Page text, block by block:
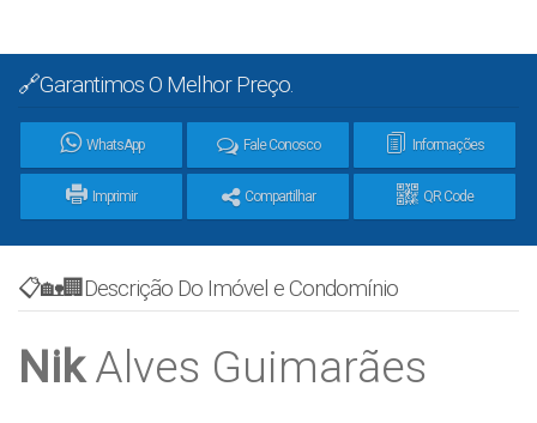
🔗Garantimos O Melhor Preço.
WhatsApp Fale Conosco Informações
Imprimir Compartilhar QR Code
📋🏡🏢Descrição Do Imóvel e Condomínio
NikAlves Guimarães​